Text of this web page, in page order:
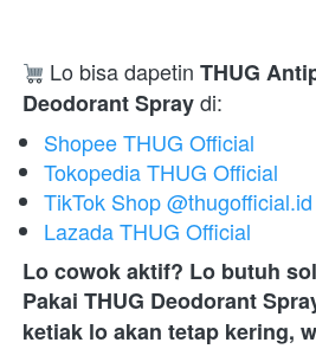
Lo bisa dapetin THUG
Deodorant Spray di:
Shopee THUG Official
Tokopedia THUG Official
TikTok Shop @thugofficial.id
Lazada THUG Official
Lo cowok aktif? Lo butuh
Pakai THUG Deodorant
ketiak lo akan tetap kering,